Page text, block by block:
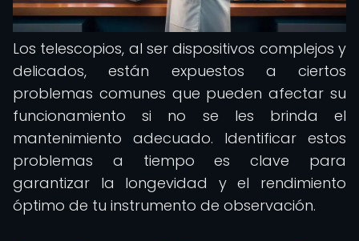
Los telescopios, al ser dispositivos complejos y
delicados, están expuestos a ciertos
problemas comunes que pueden afectar su
funcionamiento si no se les brinda el
mantenimiento adecuado. Identificar estos
problemas a tiempo es clave para
garantizar la longevidad y el rendimiento
óptimo de tu instrumento de observación.